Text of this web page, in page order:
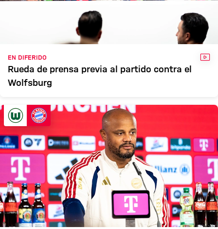
EN DIFERIDO
Rueda de prensa previa al partido contra el
Wolfsburg